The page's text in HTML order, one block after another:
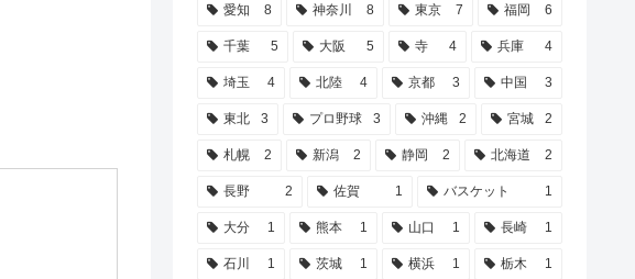
愛知 8 神奈川 8 東京 7 福岡 6
千葉 5 大阪 5 寺 4 兵庫 4
埼玉 4 北陸 4 京都 3 中国 3
東北 3 プロ野球 3 沖縄 2 宮城 2
札幌 2 新潟 2 静岡 2 北海道 2
長野 2 佐賀 1 バスケット 1
大分 1 熊本 1 山口 1 長崎 1
石川 1 茨城 1 横浜 1 栃木 1